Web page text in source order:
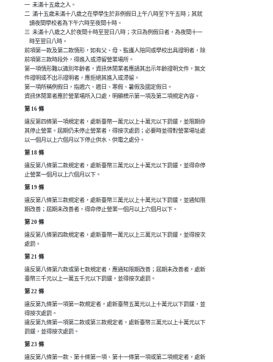
一  未滿十五歲之人。
二  滿十五歲未滿十八歲之在學學生於非例假日上午八時至下午五時；其就
    讀夜間學校者為下午六時至夜間十時。
三  未滿十八歲之人於夜間十時至翌日八時；次日為例假日者，為夜間十一
    時至翌日八時。
前項第一款及第二款情形，如有父、母、監護人陪同或學校出具證明者，除
前項第三款時段外，得進入或滯留營業場所。
第一項情形難以識別年齡者，資訊休閒業者應請其出示年齡證明文件，無文
件證明或不出示證明者，應拒絕其進入或滯留。
第一項所稱例假日，指週六、週日、寒假、暑假及國定假日。
資訊休閒業者應於營業場所入口處，明顯標示第一項及第二項規定內容。
第 16 條
違反第四條第一項規定者，處新臺幣一萬元以上十萬元以下罰鍰，並限期命
其停止營業。屆期仍未停止營業者，得按次處罰；必要時並得對營業場址處
以一個月以上六個月以下停止供水、供電之處分。
第 18 條
違反第八條第二款規定者，處新臺幣三萬元以上十萬元以下罰鍰，並得命停
止營業一個月以上六個月以下。
第 19 條
違反第八條第三款規定者，處新臺幣三萬元以上十萬元以下罰鍰，並通知限
期改善；屆期未改善者，得命停止營業一個月以上六個月以下。
第 20 條
違反第八條第四款規定者，處新臺幣一萬元以上三萬元以下罰鍰，並得按次
處罰。
第 21 條
違反第八條第六款或第七款規定者，應通知限期改善；屆期未改善者，處新
臺幣三千元以上一萬五千元以下罰鍰，並得按次處罰。
第 22 條
違反第九條第一項第一款規定者，處新臺幣五萬元以上十萬元以下罰鍰，並
得按次處罰。
違反第九條第一項第二款或第三款規定者，處新臺幣三萬元以上十萬元以下
罰鍰，並得按次處罰。
第 23 條
違反第八條第一款、第十條第一項、第十一條第一項或第二項規定者，處新